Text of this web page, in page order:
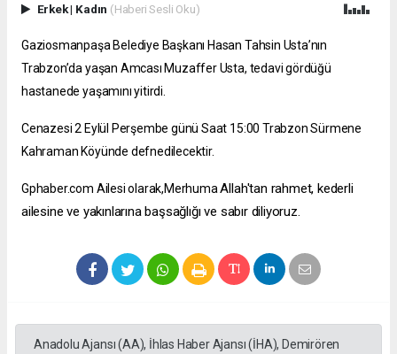
Erkek| Kadın (Haberi Sesli Oku)
Gaziosmanpaşa Belediye Başkanı Hasan Tahsin Usta’nın
Trabzon’da yaşan Amcası Muzaffer Usta, tedavi gördüğü
hastanede yaşamını yitirdi.
Cenazesi 2 Eylül Perşembe günü Saat 15:00 Trabzon Sürmene
Kahraman Köyünde defnedilecektir.
Gphaber.com Ailesi olarak,MerhumaAllah'tan rahmet, kederli
ailesine ve yakınlarına başsağlığı ve sabır diliyoruz.
Anadolu Ajansı (AA), İhlas Haber Ajansı (İHA), Demirören